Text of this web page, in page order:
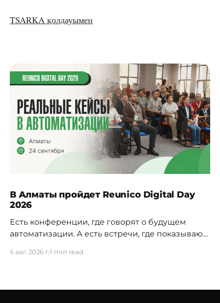
TSARKA қолдауымен
В Алматы пройдет Reunico Digital Day
2026
Есть конференции, где говорят о будущем
автоматизации. А есть встречи, где показывают,
6 авг. 2026 г.1 min read